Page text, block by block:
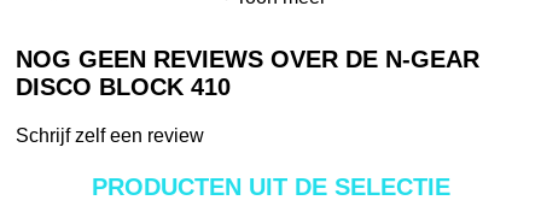
NOG GEEN REVIEWS OVER DE N-GEAR
DISCO BLOCK 410
Schrijf zelf een review
PRODUCTEN UIT DE SELECTIE